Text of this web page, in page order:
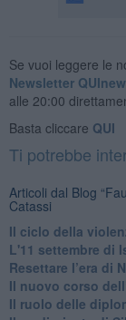
Se vuoi leggere le
Newsletter
alle 20:00
Basta cliccare QUI
Ti potrebbe
Articoli dal Blog
Catassi
Il ciclo della
L'11 settembre di
Resettare l’era di
​Il nuovo corso
Il ruolo delle